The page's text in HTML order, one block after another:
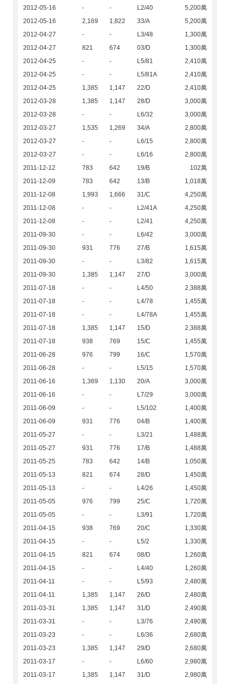
2012-05-16 - - L2/40
5,200萬
2012-05-16
2,169 1,822 33/A
5,200萬
2012-04-27
- - L3/48
1,300萬
2012-04-27
821 674 03/D
1,300萬
2012-04-25
- - L5/81
2,410萬
2012-04-25
- - L5/81A
2,410萬
2012-04-25
1,385 1,147 22/D
2,410萬
2012-03-28
1,385 1,147 28/D
3,000萬
2012-03-28
- - L6/32
3,000萬
2012-03-27
1,535 1,269 34/A
2,800萬
2012-03-27
- - L6/15
2,800萬
2012-03-27
- - L6/16
2,800萬
2011-12-12
783 642 19/B
102萬
2011-12-09
783 642 13/B
1,018萬
2011-12-08
1,993 1,666 31/C
4,250萬
2011-12-08
- - L2/41A
4,250萬
2011-12-08
- - L2/41
4,250萬
2011-09-30
- - L6/42
3,000萬
2011-09-30
931 776 27/B
1,615萬
2011-09-30
- - L3/82
1,615萬
2011-09-30
1,385 1,147 27/D
3,000萬
2011-07-18
- - L4/50
2,388萬
2011-07-18
- - L4/78
1,455萬
2011-07-18
- - L4/78A
1,455萬
2011-07-18
1,385 1,147 15/D
2,388萬
2011-07-18
938 769 15/C
1,455萬
2011-06-28
976 799 16/C
1,570萬
2011-06-28
- - L5/15
1,570萬
2011-06-16
1,369 1,130 20/A
3,000萬
2011-06-16
- - L7/29
3,000萬
2011-06-09
- - L5/102
1,400萬
2011-06-09
931 776 04/B
1,400萬
2011-05-27
- - L3/21
1,488萬
2011-05-27
931 776 17/B
1,488萬
2011-05-25
783 642 14/B
1,050萬
2011-05-13
821 674 28/D
1,450萬
2011-05-13
- - L4/26
1,450萬
2011-05-05
976 799 25/C
1,720萬
2011-05-05
- - L3/91
1,720萬
2011-04-15
938 769 20/C
1,330萬
2011-04-15
- - L5/2
1,330萬
2011-04-15
821 674 08/D
1,260萬
2011-04-15
- - L4/40
1,260萬
2011-04-11
- - L5/93
2,480萬
2011-04-11
1,385 1,147 26/D
2,480萬
2011-03-31
1,385 1,147 31/D
2,490萬
2011-03-31
- - L3/76
2,490萬
2011-03-23
- - L6/36
2,680萬
2011-03-23
1,385 1,147 29/D
2,680萬
2011-03-17
- - L6/60
2,980萬
2011-03-17
1,385 1,147 31/D
2,980萬